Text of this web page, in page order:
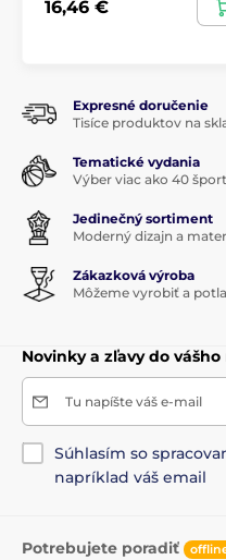
16,46 €
Expresné doručenie
Tisíce produktov na
Tematické vydania
Výber viac ako 40
Jedinečný sortiment
Moderný dizajn a
Zákazková výroba
Môžeme vyrobiť a
Novinky a zľavy do
Tu napíšte váš e-mail
Súhlasím so
napríklad váš email
Potrebujete poradiť